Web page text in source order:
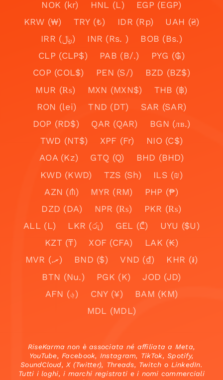
NOK (kr)
HNL (L)
EGP (EGP)
KRW (₩)
TRY (₺) IDR (Rp)
UAH (₴)
IRR (﷼)
INR (Rs. )
BOB (Bs.)
CLP (CLP$)
PAB (B/.)
PYG (₲)
COP (COL$)
PEN (S/)
BZD (BZ$)
MUR (₨)
MXN (MXN$)
THB (฿)
RON (lei)
TND (DT)
SAR (SAR)
DOP (RD$)
QAR (QAR)
BGN (лв.)
TWD (NT$)
XPF (Fr)
NIO (C$)
AOA (Kz)
GTQ (Q)
BHD (BHD)
KWD (KWD)
TZS (Sh)
ILS (₪)
AZN (₼)
MYR (RM)
PHP (₱)
DZD (DA)
NPR (₨)
PKR (₨)
ALL (L)
LKR (රු) GEL (₾)
UYU ($U)
KZT (₸)
XOF (CFA)
LAK (₭)
MVR (.ރ)
BND ($) VND (₫)
KHR (៛)
BTN (Nu.)
PGK (K)
JOD (JD)
AFN (؋)
CNY (¥)
BAM (KM)
MDL (MDL)
RiseKarma non è associata né affiliata a Meta,
YouTube, Facebook, Instagram, TikTok, Spotify,
SoundCloud, X (Twitter), Threads, Twitch o LinkedIn.
Tutti i loghi, i marchi registrati e i nomi commerciali